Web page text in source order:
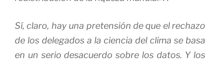
Sí, claro, hay una pretensión de que el rechazo
de los delegados a la ciencia del clima se basa
en un serio desacuerdo sobre los datos. Y los